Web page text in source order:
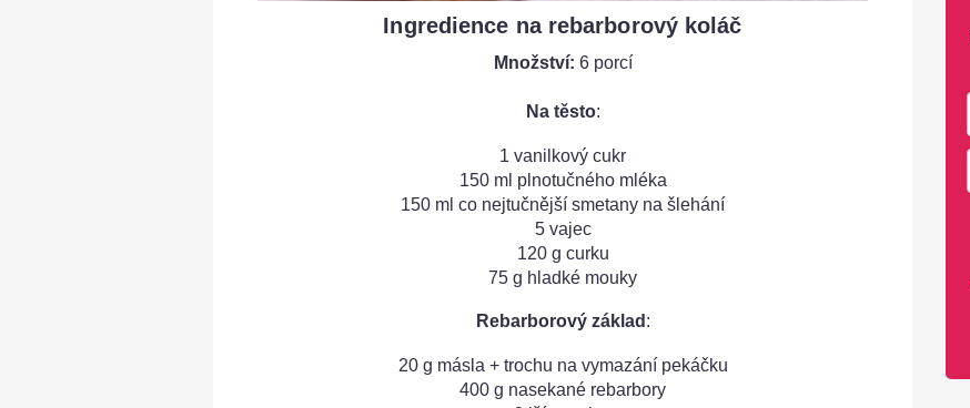
Ingredience na rebarborový koláč
Množství: 6 porcí
Na těsto:
1 vanilkový cukr
150 ml plnotučného mléka
150 ml co nejtučnější smetany na šlehání
5 vajec
120 g curku
75 g hladké mouky
Rebarborový základ :
20 g másla + trochu na vymazání pekáčku
400 g nasekané rebarbory